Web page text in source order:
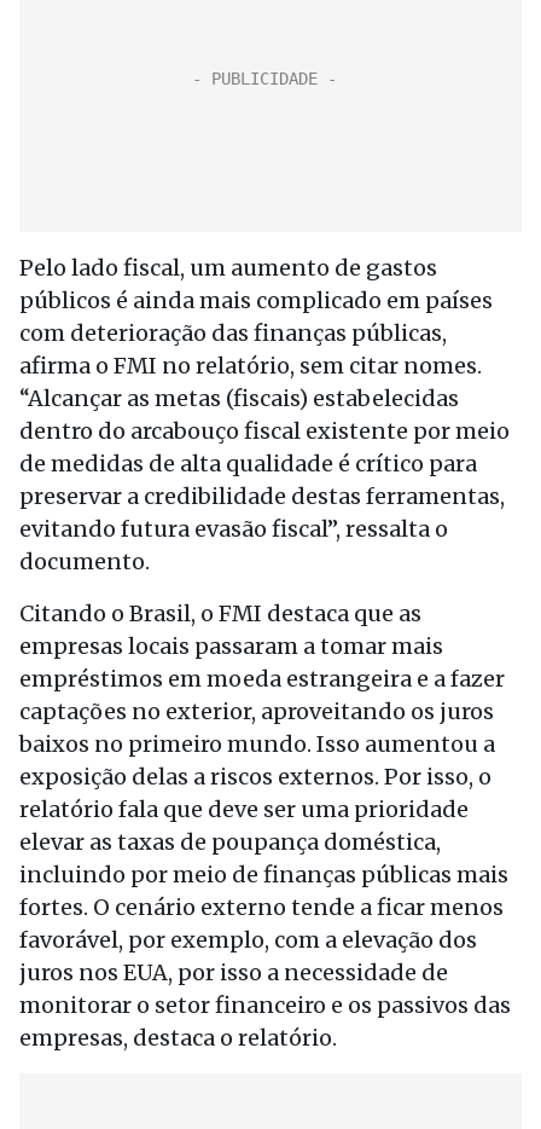
Pelo lado fiscal, um aumento de gastos
públicos é ainda mais complicado em países
com deterioração das finanças públicas,
afirma o FMI no relatório, sem citar nomes.
“Alcançar as metas (fiscais) estabelecidas
dentro do arcabouço fiscal existente por meio
de medidas de alta qualidade é crítico para
preservar a credibilidade destas ferramentas,
evitando futura evasão fiscal”, ressalta o
documento.
Citando o Brasil, o FMI destaca que as
empresas locais passaram a tomar mais
empréstimos em moeda estrangeira e a fazer
captações no exterior, aproveitando os juros
baixos no primeiro mundo. Isso aumentou a
exposição delas a riscos externos. Por isso, o
relatório fala que deve ser uma prioridade
elevar as taxas de poupança doméstica,
incluindo por meio de finanças públicas mais
fortes. O cenário externo tende a ficar menos
favorável, por exemplo, com a elevação dos
juros nos EUA, por isso a necessidade de
monitorar o setor financeiro e os passivos das
empresas, destaca o relatório.